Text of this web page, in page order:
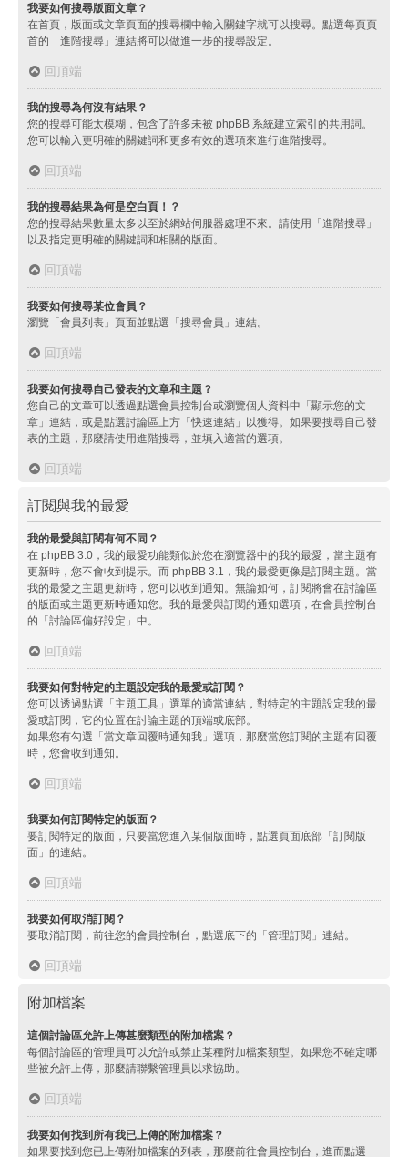
我要如何搜尋版面文章？
在首頁，版面或文章頁面的搜尋欄中輸入關鍵字就可以搜尋。點選每頁頁
首的「進階搜尋」連結將可以做進一步的搜尋設定。
回頂端
我的搜尋為何沒有結果？
您的搜尋可能太模糊，包含了許多未被 phpBB 系統建立索引的共用詞。
您可以輸入更明確的關鍵詞和更多有效的選項來進行進階搜尋。
回頂端
我的搜尋結果為何是空白頁！？
您的搜尋結果數量太多以至於網站伺服器處理不來。請使用「進階搜尋」
以及指定更明確的關鍵詞和相關的版面。
回頂端
我要如何搜尋某位會員？
瀏覽「會員列表」頁面並點選「搜尋會員」連結。
回頂端
我要如何搜尋自己發表的文章和主題？
您自己的文章可以透過點選會員控制台或瀏覽個人資料中「顯示您的文
章」連結，或是點選討論區上方「快速連結」以獲得。如果要搜尋自己發
表的主題，那麼請使用進階搜尋，並填入適當的選項。
回頂端
訂閱與我的最愛
我的最愛與訂閱有何不同？
在 phpBB 3.0，我的最愛功能類似於您在瀏覽器中的我的最愛，當主題有
更新時，您不會收到提示。而 phpBB 3.1，我的最愛更像是訂閱主題。當
我的最愛之主題更新時，您可以收到通知。無論如何，訂閱將會在討論區
的版面或主題更新時通知您。我的最愛與訂閱的通知選項，在會員控制台
的「討論區偏好設定」中。
回頂端
我要如何對特定的主題設定我的最愛或訂閱？
您可以透過點選「主題工具」選單的適當連結，對特定的主題設定我的最
愛或訂閱，它的位置在討論主題的頂端或底部。
如果您有勾選「當文章回覆時通知我」選項，那麼當您訂閱的主題有回覆
時，您會收到通知。
回頂端
我要如何訂閱特定的版面？
要訂閱特定的版面，只要當您進入某個版面時，點選頁面底部「訂閱版
面」的連結。
回頂端
我要如何取消訂閱？
要取消訂閱，前往您的會員控制台，點選底下的「管理訂閱」連結。
回頂端
附加檔案
這個討論區允許上傳甚麼類型的附加檔案？
每個討論區的管理員可以允許或禁止某種附加檔案類型。如果您不確定哪
些被允許上傳，那麼請聯繫管理員以求協助。
回頂端
我要如何找到所有我已上傳的附加檔案？
如果要找到您已上傳附加檔案的列表，那麼前往會員控制台，進而點選